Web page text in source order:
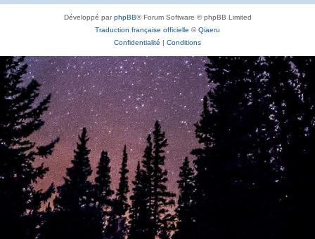
Développé parphpBB® Forum Software © phpBB Limited
Traduction française officielle ©Qiaeru
Confidentialité | Conditions